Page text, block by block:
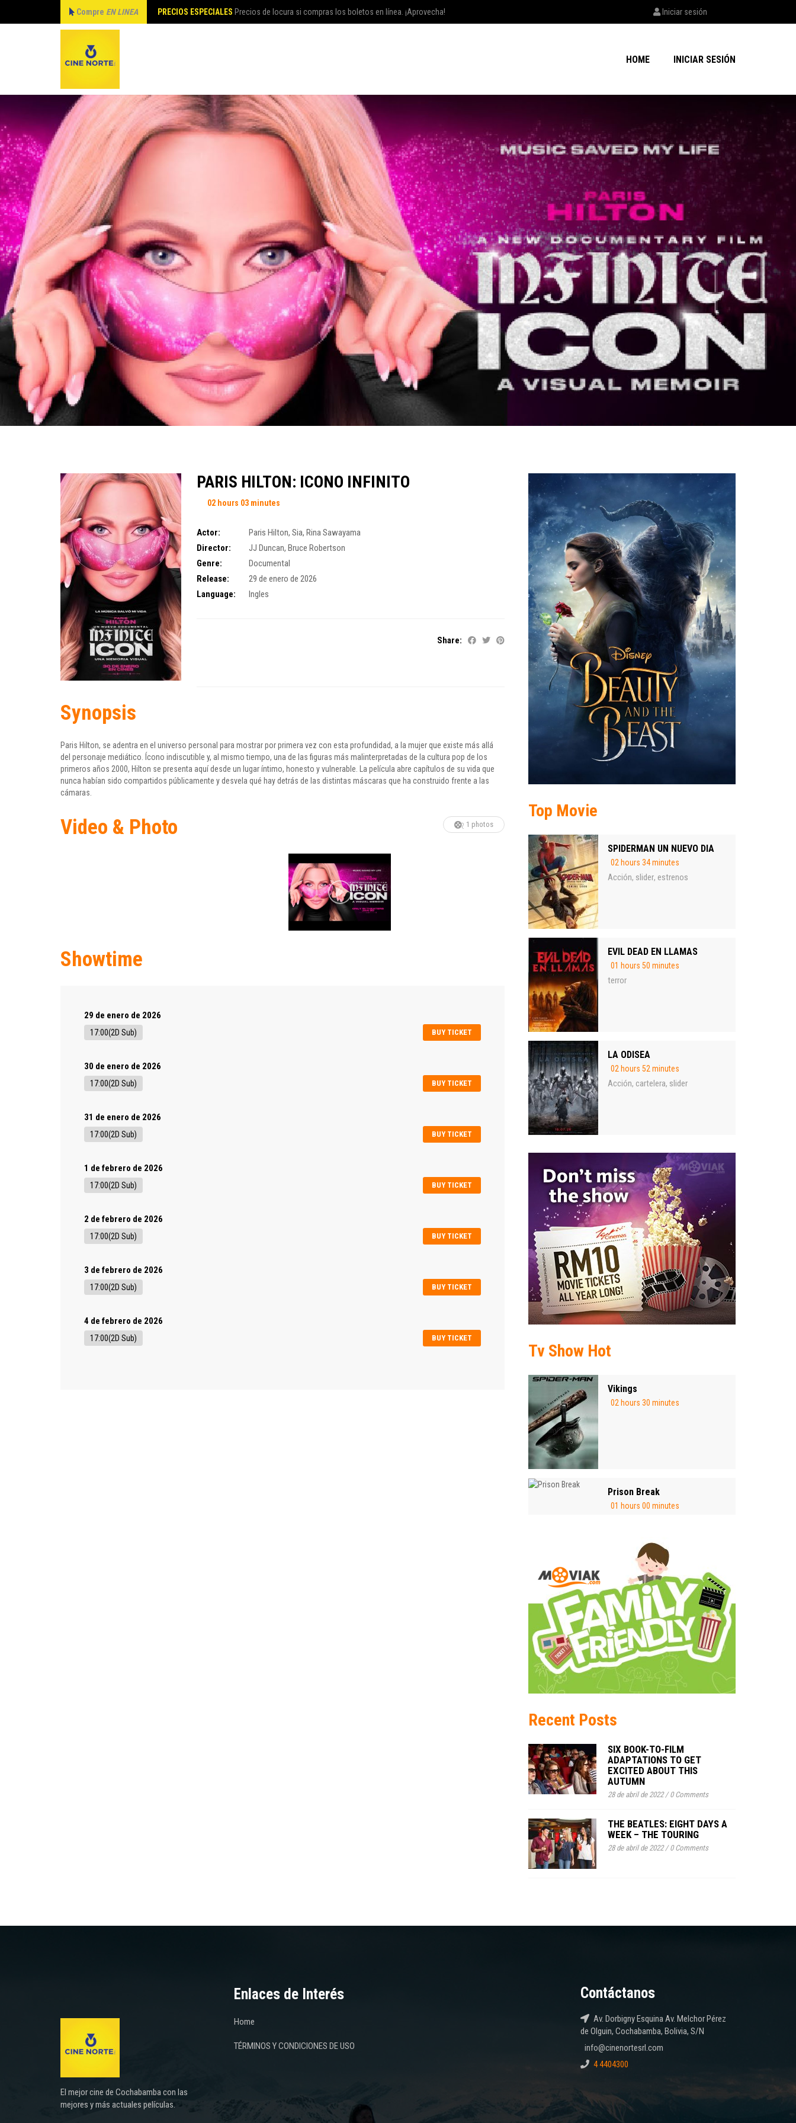
Compre EN LINEA PRECIOS ESPECIALES Precios de locura si compras los boletos en línea. ¡Aprovecha! Iniciar sesión
HOME INICIAR SESIÓN
PARIS HILTON: ICONO INFINITO
02 hours 03 minutes
Actor: Paris Hilton,Sia, Rina Sawayama
Director:
JJ Duncan, Bruce Robertson
Genre:
Documental
Release:
29 de enero de 2026
Language:
Ingles
Share:
Synopsis
Paris Hilton, se adentra en el universo personal para mostrar por primera vez con esta profundidad, a la mujer que existe más allá
del personaje mediático. Ícono indiscutible y, al mismo tiempo, una de las figuras más malinterpretadas de la cultura pop de los
primeros años 2000, Hilton se presenta aquí desde un lugar íntimo, honesto y vulnerable. La película abre capítulos de su vida que
nunca habían sido compartidos públicamente y desvela qué hay detrás de las distintas máscaras que ha construido frente a las
cámaras.
Video & Photo 1 photos
Showtime
29 de enero de 2026
BUY TICKET
17:00(2D Sub)
30 de enero de 2026
BUY TICKET
17:00(2D Sub)
31 de enero de 2026
BUY TICKET
17:00(2D Sub)
1 de febrero de 2026
BUY TICKET
17:00(2D Sub)
2 de febrero de 2026
BUY TICKET
17:00(2D Sub)
3 de febrero de 2026
BUY TICKET
17:00(2D Sub)
4 de febrero de 2026
BUY TICKET
17:00(2D Sub)
Top Movie
SPIDERMAN UN NUEVO DIA
02 hours 34 minutes
Acción, slider, estrenos
EVIL DEAD EN LLAMAS
01 hours 50 minutes
terror
LA ODISEA
02 hours 52 minutes
Acción, cartelera, slider
Tv Show Hot
Vikings
02 hours 30 minutes
Prison Break
01 hours 00 minutes
Recent Posts
SIX BOOK-TO-FILM
ADAPTATIONS TO GET
EXCITED ABOUT THIS
AUTUMN
28 de abril de 2022/0 Comments
THE BEATLES: EIGHT DAYS A
WEEK – THE TOURING
28 de abril de 2022/0 Comments
El mejor cine de Cochabamba con las
mejores y más actuales películas.
Enlaces de Interés
Home
TÉRMINOS Y CONDICIONES DE USO
Contáctanos
Av. Dorbigny Esquina Av. Melchor Pérez
de Olguin, Cochabamba, Bolivia, S/N
info@cinenortesrl.com
4 4404300